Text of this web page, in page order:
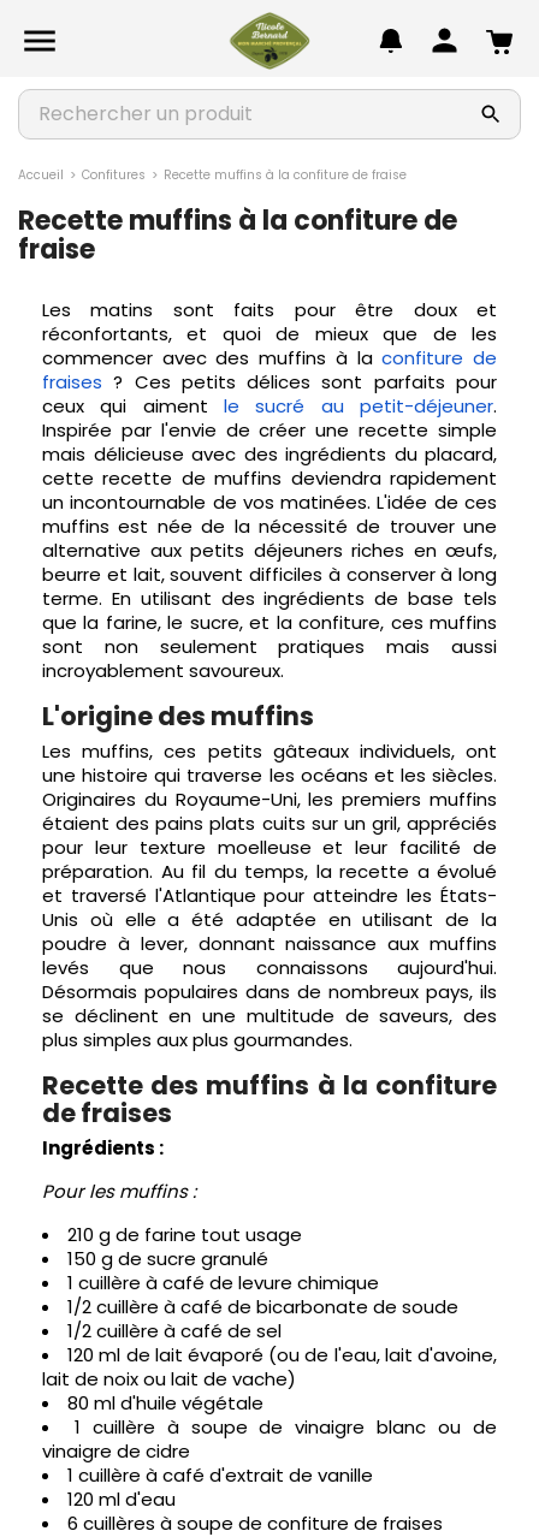

chevron_leftAutour de l'olive
TOUT VOIR chevron_right
Huiles d’olive chevron_right
Olives et préparations chevron_right
chevron_leftApéritif
TOUT VOIR chevron_right
Charcuteries chevron_right
Limonades chevron_right
chevron_leftEpicerie salée
TOUT VOIR chevron_right
Accompagnements chevron_right
Plats cuisinés chevron_right
Saveurs de la mer chevron_right
Soupes chevron_right
chevron_leftDouceurs sucrées
TOUT VOIR chevron_right
Biscuits & Desserts chevron_right
Chocolats chevron_right
Miel et produits de la ruche chevron_right
chevron_leftConfitures
TOUT VOIR chevron_right
Confitures chevron_right
Gelées chevron_right
chevron_leftBeauté & Bien-être
TOUT VOIR chevron_right
Bougies Parfumées chevron_right
Compléments alimentaires chevron_right
chevron_leftIdées Cadeaux & Coffrets
TOUT VOIR chevron_right
Coffrets Cadeaux chevron_right
Idées Cadeaux chevron_right
Accueil Confitures Recette muffins à la confiture de fraise
Recette muffins à la confiture de
fraise
Les matins sont faits pour être doux et
réconfortants, et quoi de mieux que de les
commencer avec des muffins à laconfiture de
fraises ? Ces petits délices sont parfaits pour
ceux qui aiment le sucré au petit-déjeuner.
Inspirée par l'envie de créer une recette simple
mais délicieuse avec des ingrédients du placard,
cette recette de muffins deviendra rapidement
un incontournable de vos matinées. L'idée de ces
muffins est née de la nécessité de trouver une
alternative aux petits déjeuners riches en œufs,
beurre et lait, souvent difficiles à conserver à long
terme. En utilisant des ingrédients de base tels
que la farine, le sucre, et la confiture, ces muffins
sont non seulement pratiques mais aussi
incroyablement savoureux.
L'origine des muffins
Les muffins, ces petits gâteaux individuels, ont
une histoire qui traverse les océans et les siècles.
Originaires du Royaume-Uni, les premiers muffins
étaient des pains plats cuits sur un gril, appréciés
pour leur texture moelleuse et leur facilité de
préparation. Au fil du temps, la recette a évolué
et traversé l'Atlantique pour atteindre les États-
Unis où elle a été adaptée en utilisant de la
poudre à lever, donnant naissance aux muffins
levés que nous connaissons aujourd'hui.
Désormais populaires dans de nombreux pays, ils
se déclinent en une multitude de saveurs, des
plus simples aux plus gourmandes.
Recette des muffins à la confiture
de fraises
Ingrédients :
Pour les muffins :
210 g de farine tout usage
150 g de sucre granulé
1 cuillère à café de levure chimique
1/2 cuillère à café de bicarbonate de soude
1/2 cuillère à café de sel
120 ml de lait évaporé (ou de l'eau, lait d'avoine,
lait de noix ou lait de vache)
80 ml d'huile végétale
1 cuillère à soupe de vinaigre blanc ou de
vinaigre de cidre
1 cuillère à café d'extrait de vanille
120 ml d'eau
6 cuillères à soupe de confiture de fraises